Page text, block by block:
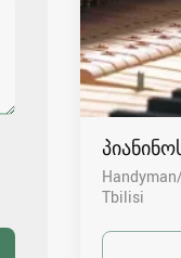
Tbilisi